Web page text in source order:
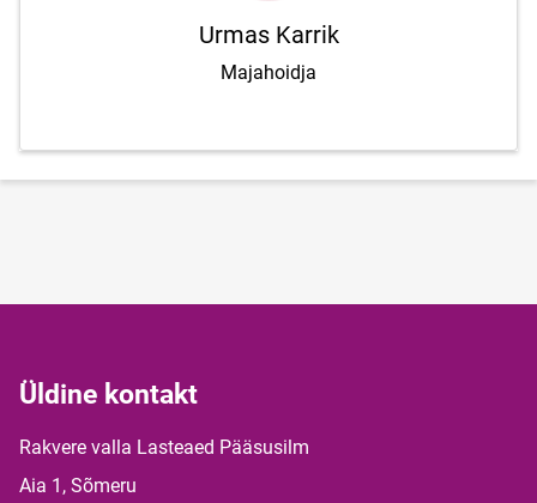
Urmas Karrik
Majahoidja
Üldine kontakt
Rakvere valla Lasteaed Pääsusilm
Aia 1, Sõmeru